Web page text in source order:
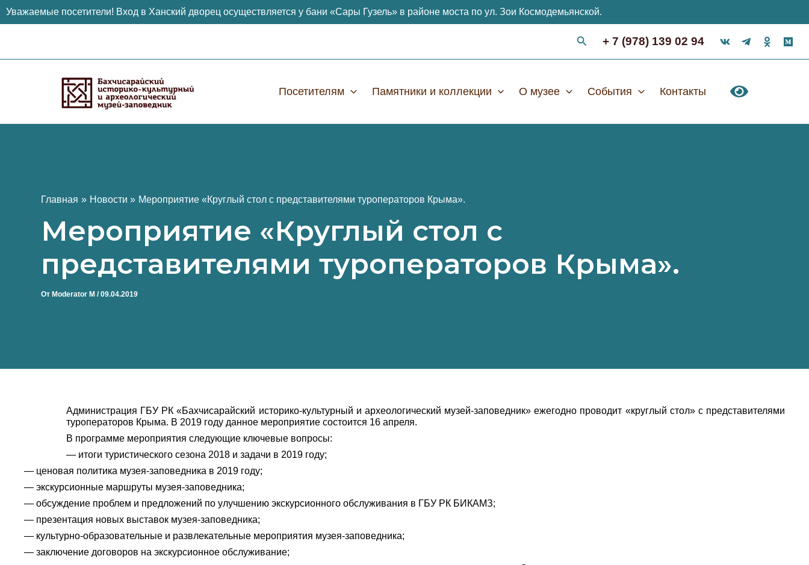
Уважаемые посетители! Вход в Ханский дворец осуществляется у бани «Сары Гузель» в районе моста по ул. Зои Космодемьянской.
+ 7 (978) 139 02 94
Посетителям Памятники и коллекции О музее События Контакты
Главная Новости Мероприятие «Круглый стол с представителями туроператоров Крыма».
Мероприятие «Круглый стол с
представителями туроператоров Крыма».
От Moderator M /09.04.2019
Администрация ГБУ РК «Бахчисарайский историко-культурный и археологический музей-заповедник» ежегодно проводит «круглый стол» с представителями
туроператоров Крыма. В 2019 году данное мероприятие состоится 16 апреля.
В программе мероприятия следующие ключевые вопросы:
— итоги туристического сезона 2018 и задачи в 2019 году;
— ценовая политика музея-заповедника в 2019 году;
— экскурсионные маршруты музея-заповедника;
— обсуждение проблем и предложений по улучшению экскурсионного обслуживания в ГБУ РК БИКАМЗ;
— презентация новых выставок музея-заповедника;
— культурно-образовательные и развлекательные мероприятия музея-заповедника;
— заключение договоров на экскурсионное обслуживание;